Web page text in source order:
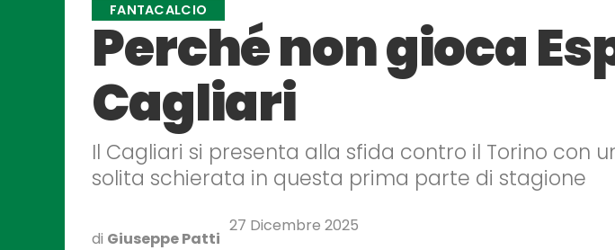
FANTACALCIO
Perché non gioca
Cagliari
Il Cagliari si presenta alla sfida contro il Torino con
solita schierata in questa prima parte di stagione
di Giuseppe Patti
27 Dicembre 2025